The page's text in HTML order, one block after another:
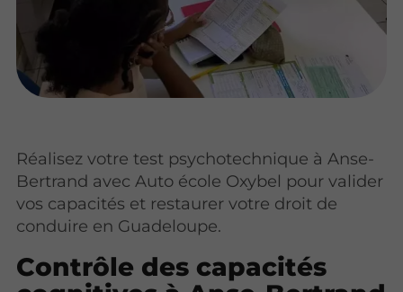
Réalisez votre test psychotechnique à Anse-
Bertrand avec Auto école Oxybel pour valider
vos capacités et restaurer votre droit de
conduire en Guadeloupe.
Contrôle des capacités